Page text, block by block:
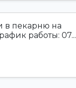
в пекарню на
работы: 07...